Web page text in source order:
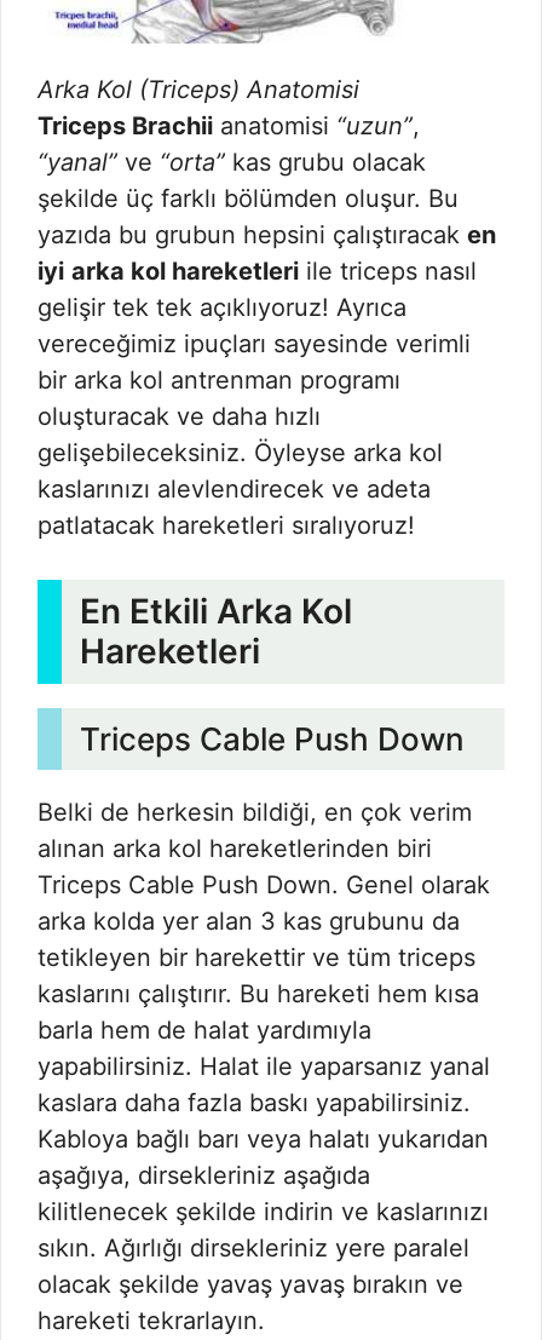
Arka Kol (Triceps) Anatomisi
Triceps Brachii anatomisi “uzun”,
“yanal” ve “orta” kas grubu olacak
şekilde üç farklı bölümden oluşur. Bu
yazıda bu grubun hepsini çalıştıracak en
iyi arka kol hareketleri ile triceps nasıl
gelişir tek tek açıklıyoruz! Ayrıca
vereceğimiz ipuçları sayesinde verimli
bir arka kol antrenman programı
oluşturacak ve daha hızlı
gelişebileceksiniz. Öyleyse arka kol
kaslarınızı alevlendirecek ve adeta
patlatacak hareketleri sıralıyoruz!
En Etkili Arka Kol
Hareketleri
Triceps Cable Push Down
Belki de herkesin bildiği, en çok verim
alınan arka kol hareketlerinden biri
Triceps Cable Push Down. Genel olarak
arka kolda yer alan 3 kas grubunu da
tetikleyen bir harekettir ve tüm triceps
kaslarını çalıştırır. Bu hareketi hem kısa
barla hem de halat yardımıyla
yapabilirsiniz. Halat ile yaparsanız yanal
kaslara daha fazla baskı yapabilirsiniz.
Kabloya bağlı barı veya halatı yukarıdan
aşağıya, dirsekleriniz aşağıda
kilitlenecek şekilde indirin ve kaslarınızı
sıkın. Ağırlığı dirsekleriniz yere paralel
olacak şekilde yavaş yavaş bırakın ve
hareketi tekrarlayın.